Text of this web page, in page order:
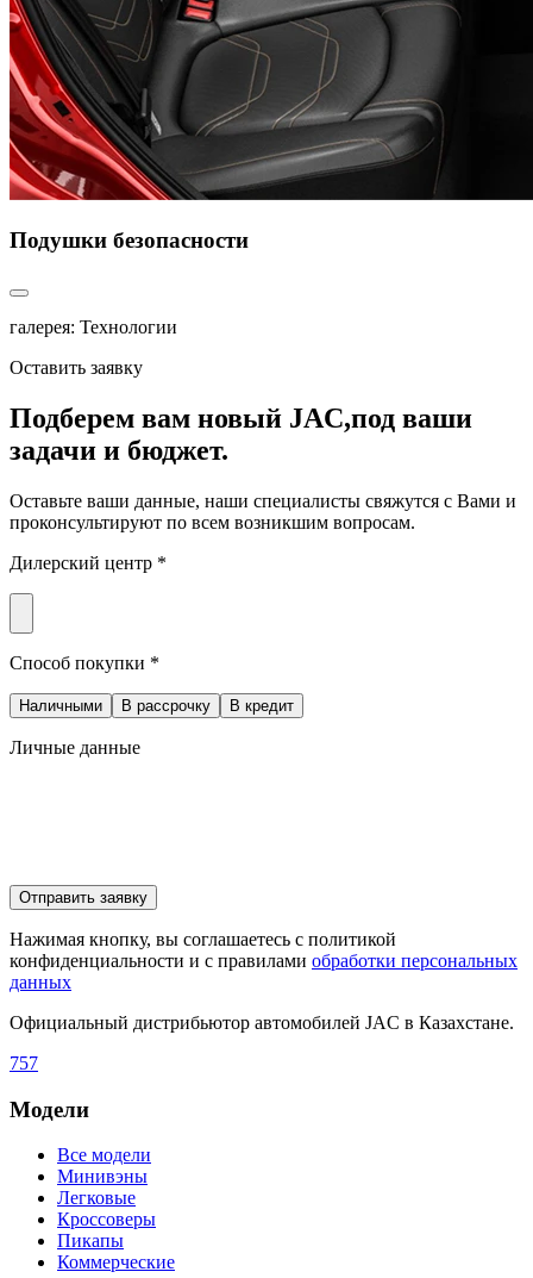
Подушки безопасности
галерея: Технологии
Оставить заявку
Подберем вам новый JAC,под ваши
задачи и бюджет.
Оставьте ваши данные, наши специалисты свяжутся с Вами и
проконсультируют по всем возникшим вопросам.
Дилерский центр *
Способ покупки *
Наличными В рассрочку В кредит
Личные данные
Отправить заявку
Нажимая кнопку, вы соглашаетесь с политикой
конфиденциальности и с правилами обработки персональных
данных
Официальный дистрибьютор автомобилей JAC в Казахстане.
757
Модели
Все модели
Минивэны
Легковые
Кроссоверы
Пикапы
Коммерческие